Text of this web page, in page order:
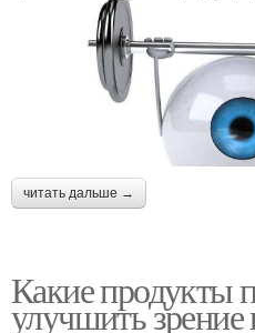
читать дальше →
Какие продукты
улучшить зрение